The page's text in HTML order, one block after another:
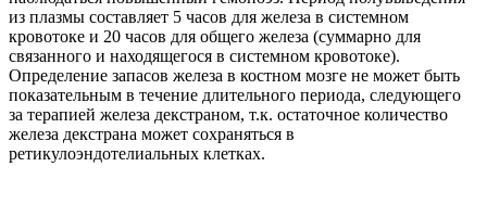
из плазмы составляет 5 часов для железа в системном
кровотоке и 20 часов для общего железа (суммарно для
связанного и находящегося в системном кровотоке).
Определение запасов железа в костном мозге не может быть
показательным в течение длительного периода, следующего
за терапией железа декстраном, т.к. остаточное количество
железа декстрана может сохраняться в
ретикулоэндотелиальных клетках.